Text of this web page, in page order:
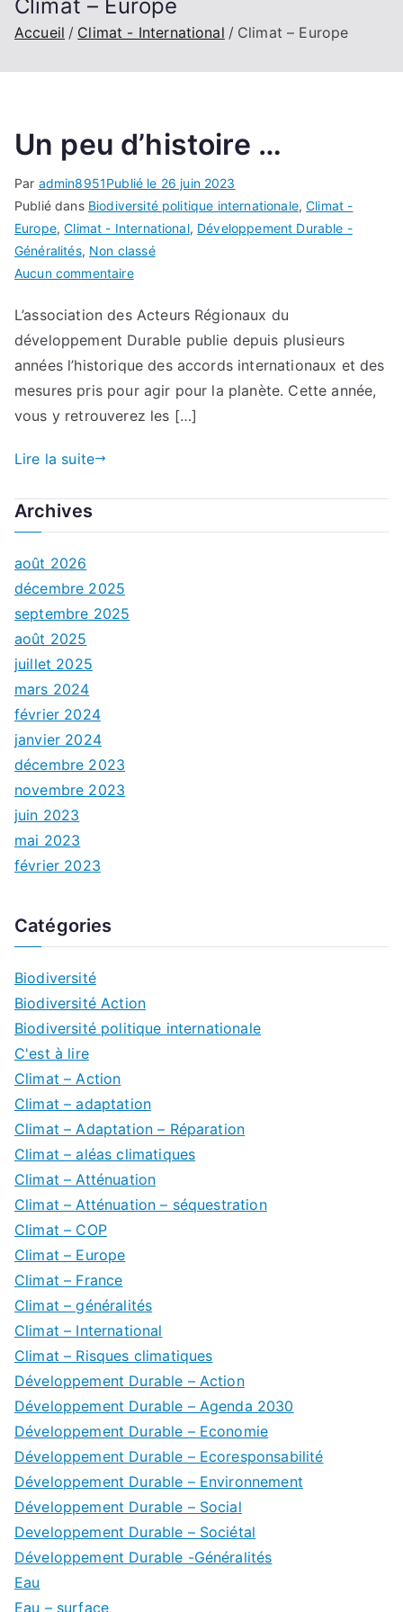
Climat – Europe
Accueil Climat - International Climat – Europe
Un peu d’histoire …
Par admin8951Publié le 26 juin 2023
Publié dans Biodiversité politique internationale,Climat -
Europe,Climat - International, Développement Durable -
Généralités, Non classé
Aucun commentairesur
peu
d’histoire
…
L’association des Acteurs Régionaux du
développement Durable publie depuis plusieurs
années l’historique des accords internationaux et des
mesures pris pour agir pour la planète. Cette année,
vous y retrouverez les […]
Lire la suite
Archives
août 2026
décembre 2025
septembre 2025
août 2025
juillet 2025
mars 2024
février 2024
janvier 2024
décembre 2023
novembre 2023
juin 2023
mai 2023
février 2023
Catégories
Biodiversité
Biodiversité Action
Biodiversité politique internationale
C'est à lire
Climat – Action
Climat – adaptation
Climat – Adaptation – Réparation
Climat – aléas climatiques
Climat – Atténuation
Climat – Atténuation – séquestration
Climat – COP
Climat – Europe
Climat – France
Climat – généralités
Climat – International
Climat – Risques climatiques
Développement Durable – Action
Développement Durable – Agenda 2030
Développement Durable – Economie
Développement Durable – Ecoresponsabilité
Développement Durable – Environnement
Développement Durable – Social
Developpement Durable – Sociétal
Développement Durable -Généralités
Eau
Eau – surface